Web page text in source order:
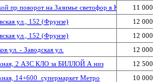
пр поворот на Зазимье светофор в Киев
11 000
ул., 152 (Фрунзе)
12 000
ул., 152 (Фрунзе)
12 000
ул. - Заводская ул.
12 000
2 АЗС КЛО за БИЛЛОЙ А низ
12 500
14+600  супермаркет Метро
10 000